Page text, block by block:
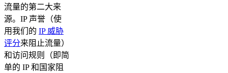
流量的第二大来
源。IP 声誉（使
用我们的 IP 威胁
评分来阻止流量）
和访问规则（即简
单的 IP 和国家阻